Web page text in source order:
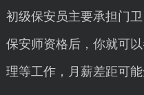
初级保安员主要承担门
保安师资格后，你就可
理等工作，月薪差距可能